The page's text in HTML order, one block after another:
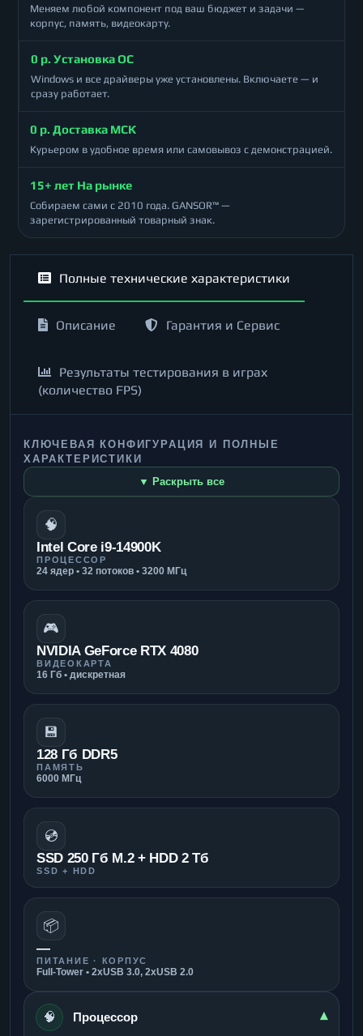
Меняем любой компонент под ваш бюджет и задачи —
корпус, память, видеокарту.
0 р. Установка ОС
Windows и все драйверы уже установлены. Включаете — и
сразу работает.
0 р. Доставка МСК
Курьером в удобное время или самовывоз с демонстрацией.
15+ лет На рынке
Собираем сами с 2010 года. GANSOR™ —
зарегистрированный товарный знак.
Полные технические характеристики
Описание Гарантия и Сервис
Результаты тестирования в играх
(количество FPS)
КЛЮЧЕВАЯ КОНФИГУРАЦИЯ И ПОЛНЫЕ
ХАРАКТЕРИСТИКИ
▼ Раскрыть все
🧠
Intel Core i9-14900K
ПРОЦЕССОР
24 ядер • 32 потоков • 3200 МГц
🎮
NVIDIA GeForce RTX 4080
ВИДЕОКАРТА
16 Гб • дискретная
💾
128 Гб DDR5
ПАМЯТЬ
6000 МГц
💿
SSD 250 Гб M.2 + HDD 2 Тб
SSD + HDD
📦
—
ПИТАНИЕ · КОРПУС
Full-Tower • 2xUSB 3.0, 2xUSB 2.0
🧠 Процессор ▾